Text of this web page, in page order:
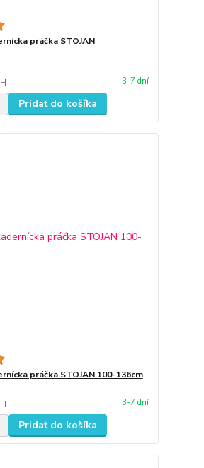
práčka STOJAN
3-7 dní
Pridať do košíka
práčka STOJAN 100-136cm
3-7 dní
Pridať do košíka